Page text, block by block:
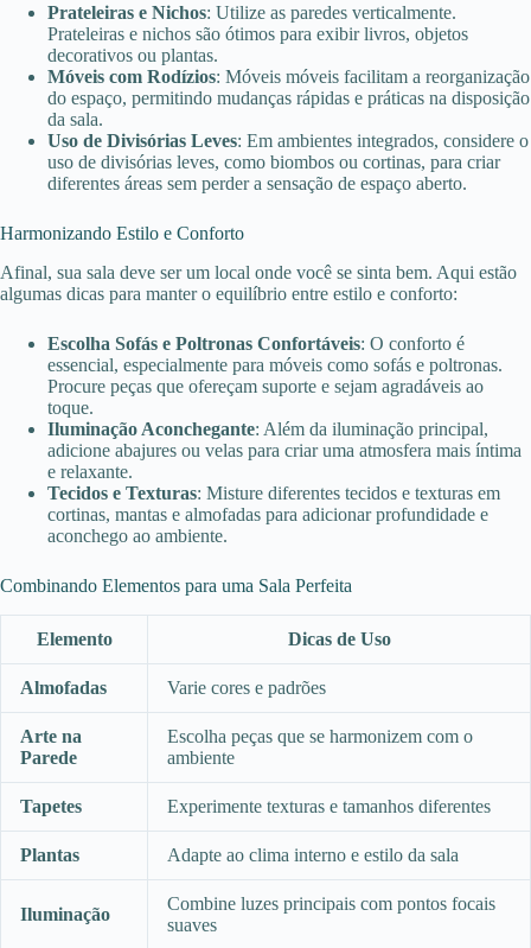
Prateleiras e Nichos: Utilize as paredes verticalmente.
Prateleiras e nichos são ótimos para exibir livros, objetos
decorativos ou plantas.
Móveis com Rodízios: Móveis móveis facilitam a reorganização
do espaço, permitindo mudanças rápidas e práticas na disposição
da sala.
Uso de Divisórias Leves: Em ambientes integrados, considere o
uso de divisórias leves, como biombos ou cortinas, para criar
diferentes áreas sem perder a sensação de espaço aberto.
Harmonizando Estilo e Conforto
Afinal, sua sala deve ser um local onde você se sinta bem. Aqui estão
algumas dicas para manter o equilíbrio entre estilo e conforto:
Escolha Sofás e Poltronas Confortáveis: O conforto é
essencial, especialmente para móveis como sofás e poltronas.
Procure peças que ofereçam suporte e sejam agradáveis ao
toque.
Iluminação Aconchegante: Além da iluminação principal,
adicione abajures ou velas para criar uma atmosfera mais íntima
e relaxante.
Tecidos e Texturas: Misture diferentes tecidos e texturas em
cortinas, mantas e almofadas para adicionar profundidade e
aconchego ao ambiente.
Combinando Elementos para uma Sala Perfeita
Elemento Dicas de Uso
Almofadas Varie cores e padrões
Arte na
Parede
Escolha peças que se harmonizem com o
ambiente
Tapetes Experimente texturas e tamanhos diferentes
Plantas Adapte ao clima interno e estilo da sala
Iluminação
Combine luzes principais com pontos focais
suaves